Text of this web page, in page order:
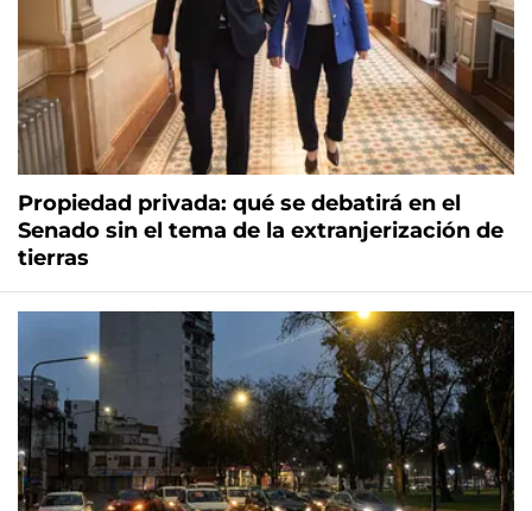
Propiedad privada: qué se debatirá en el
Senado sin el tema de la extranjerización de
tierras